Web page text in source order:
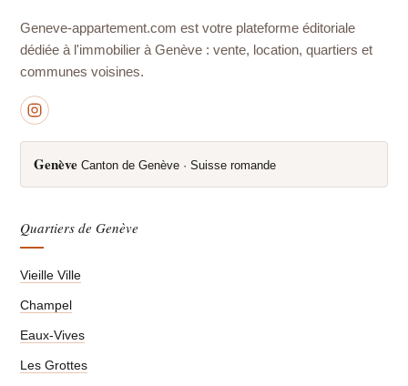
Geneve-appartement.com est votre plateforme éditoriale
dédiée à l'immobilier à Genève : vente, location, quartiers et
communes voisines.
Genève Canton de Genève · Suisse romande
Quartiers de Genève
Vieille Ville
Champel
Eaux-Vives
Les Grottes